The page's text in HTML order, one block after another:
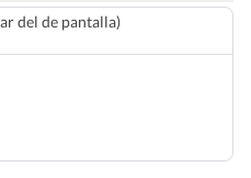
del de pantalla)